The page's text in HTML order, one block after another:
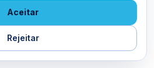
Aceitar
Rejeitar